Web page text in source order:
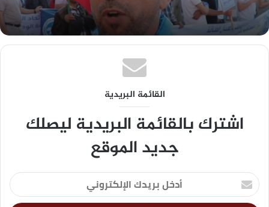
القائمة البريدية
اشترك بالقائمة البريدية ليصلك
جديد الموقع